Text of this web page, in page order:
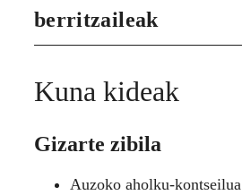
berritzaileak
Kuna kideak
Gizarte zibila
Auzoko aholku-kontseilua